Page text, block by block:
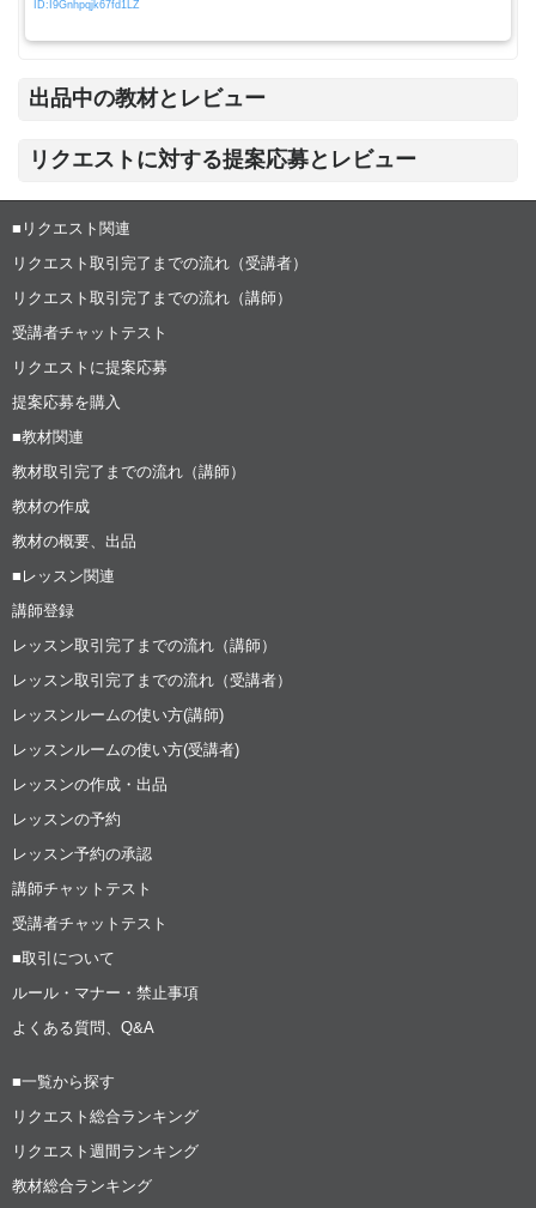
ID:I9Gnhpqjk67fd1LZ
出品中の教材とレビュー
リクエストに対する提案応募とレビュー
■リクエスト関連
リクエスト取引完了までの流れ（受講者）
リクエスト取引完了までの流れ（講師）
受講者チャットテスト
リクエストに提案応募
提案応募を購入
■教材関連
教材取引完了までの流れ（講師）
教材の作成
教材の概要、出品
■レッスン関連
講師登録
レッスン取引完了までの流れ（講師）
レッスン取引完了までの流れ（受講者）
レッスンルームの使い方(講師)
レッスンルームの使い方(受講者)
レッスンの作成・出品
レッスンの予約
レッスン予約の承認
講師チャットテスト
受講者チャットテスト
■取引について
ルール・マナー・禁止事項
よくある質問、Q&A
■一覧から探す
リクエスト総合ランキング
リクエスト週間ランキング
教材総合ランキング